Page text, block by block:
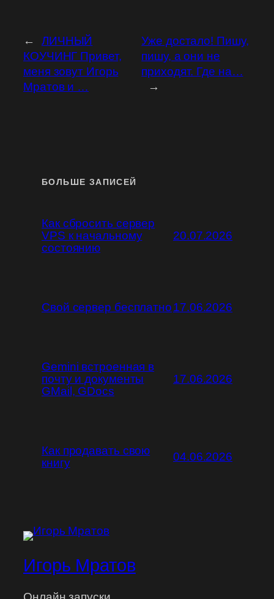
←
ЛИЧНЫЙ
КОУЧИНГ Привет,
меня зовут Игорь
Мратов и …
Уже достало! Пишу,
пишу, а они не
приходят. Где на…
→
БОЛЬШЕ ЗАПИСЕЙ
Как сбросить сервер
VPS к начальному
состоянию
20.07.2026
Свой сервер бесплатно17.06.2026
Gemini встроенная в
почту и документы
GMail, GDocs
17.06.2026
Как продавать свою
книгу
04.06.2026
Игорь Мратов